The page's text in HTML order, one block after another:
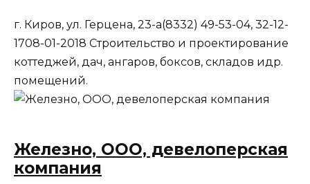
г. Киров, ул. Герцена, 23-а(8332) 49-53-04, 32-12-
1708-01-2018 Строительство и проектирование
коттеджей, дач, ангаров, боксов, складов идр.
помещений.
Железно, ООО, девелоперская
компания